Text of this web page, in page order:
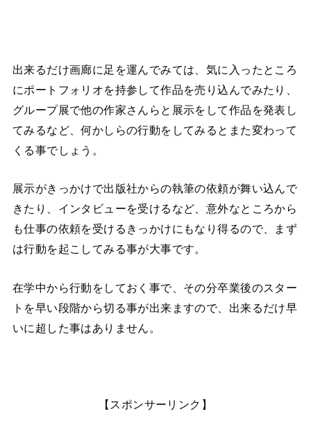
出来るだけ画廊に足を運んでみては、気に入ったところ
にポートフォリオを持参して作品を売り込んでみたり、
グループ展で他の作家さんらと展示をして作品を発表し
てみるなど、何かしらの行動をしてみるとまた変わって
くる事でしょう。
展示がきっかけで出版社からの執筆の依頼が舞い込んで
きたり、インタビューを受けるなど、意外なところから
も仕事の依頼を受けるきっかけにもなり得るので、まず
は行動を起こしてみる事が大事です。
在学中から行動をしておく事で、その分卒業後のスター
トを早い段階から切る事が出来ますので、出来るだけ早
いに超した事はありません。
【スポンサーリンク】